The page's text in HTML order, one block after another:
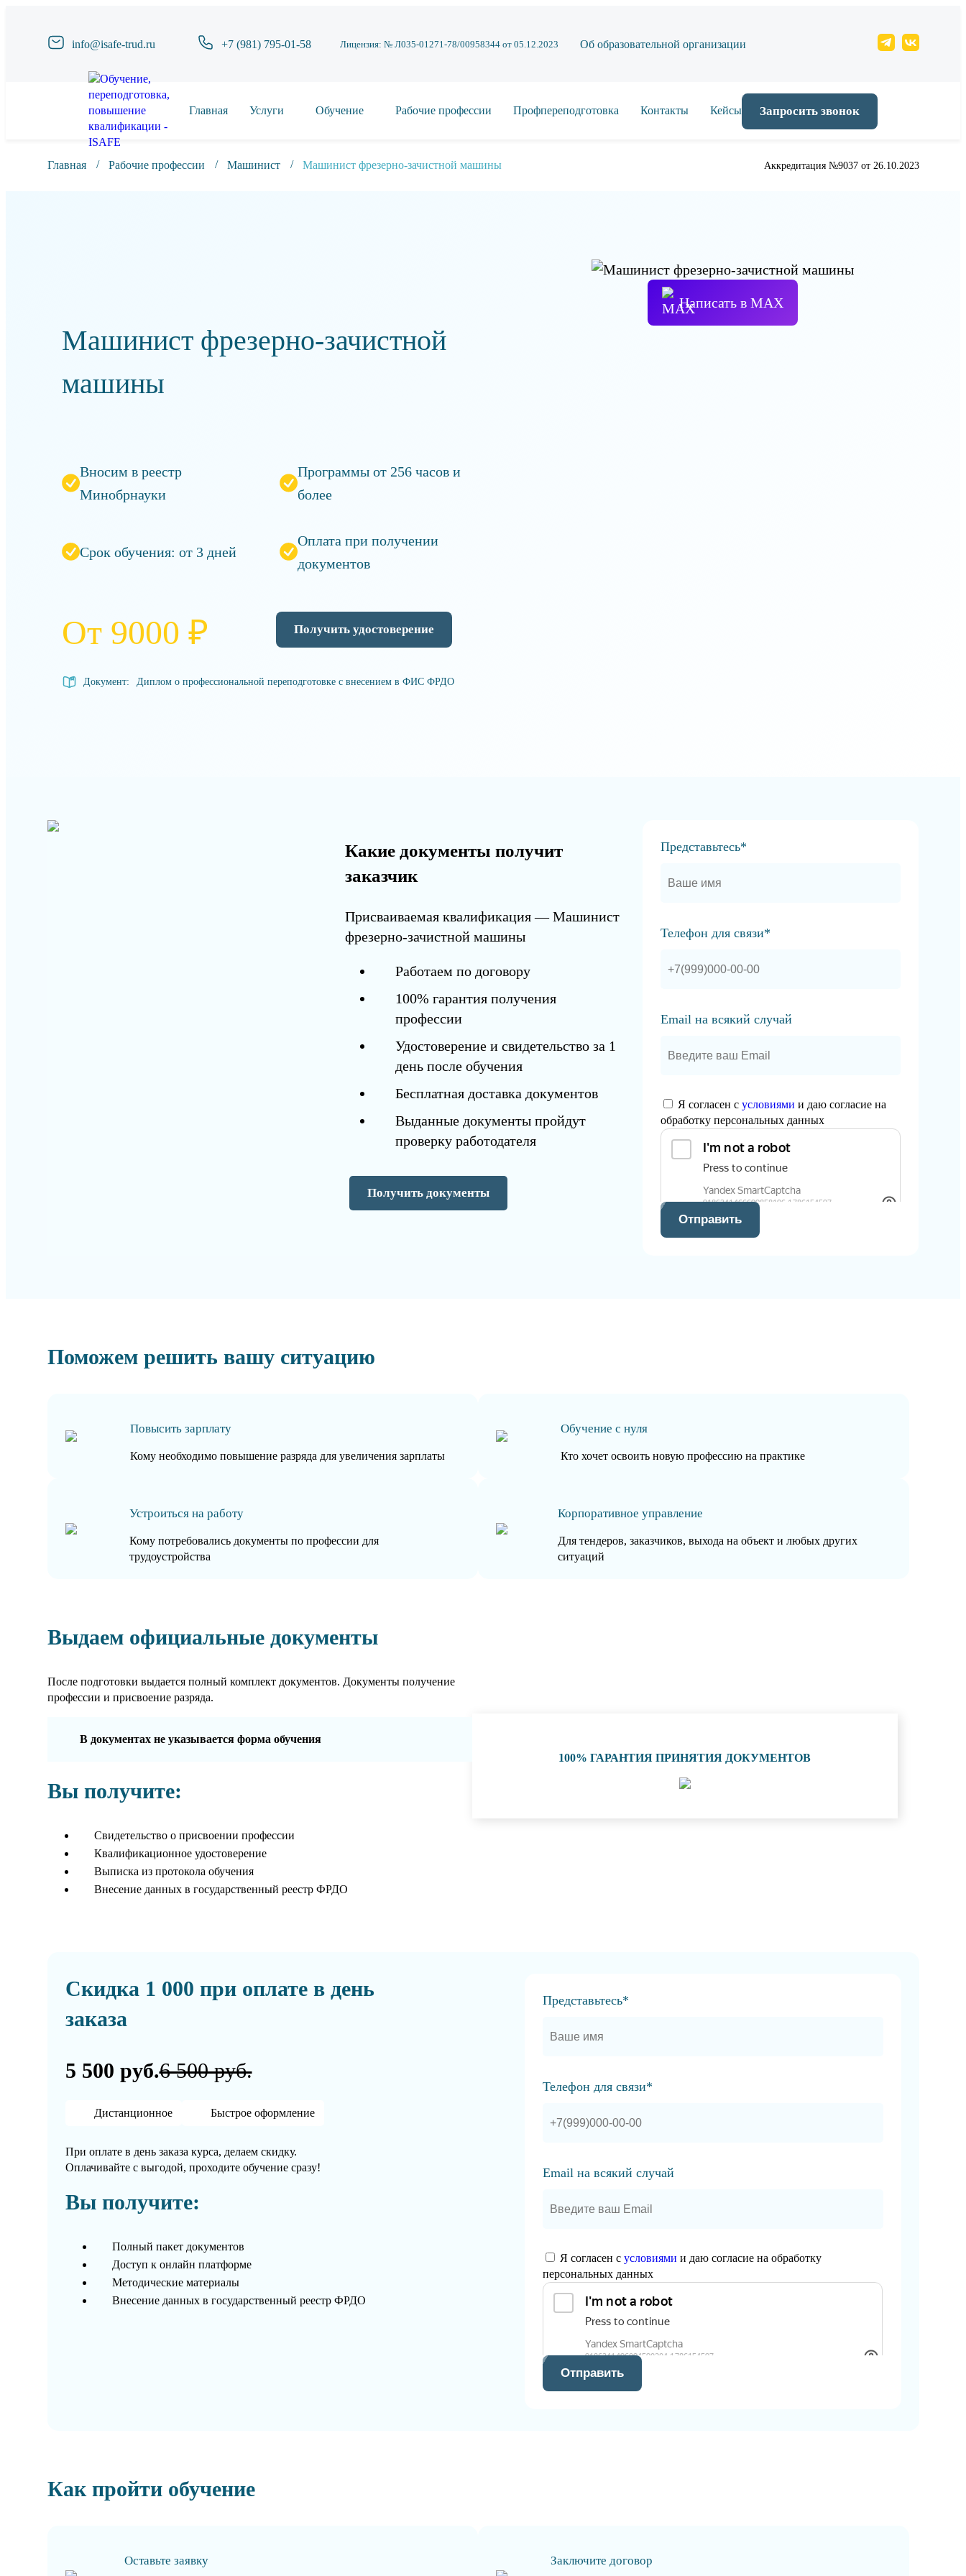
info@isafe-trud.ru +7 (981) 795-01-58 Лицензия: № Л035-01271-78/00958344 от 05.12.2023 Об образовательной организации
Главная Услуги Обучение Рабочие профессии Профпереподготовка Контакты Кейсы Запросить звонок
Главная Рабочие профессии Машинист Машинист фрезерно-зачистной машины Аккредитация №9037 от 26.10.2023
Машинист фрезерно-зачистной
машины
Вносим в реестр
Минобрнауки
Программы от 256 часов и
более
Срок обучения: от 3 дней
Оплата при получении
документов
От 9000 ₽ Получить удостоверение
Написать в МАХ
Документ: Диплом о профессиональной переподготовке с внесением в ФИС ФРДО
Какие документы получит
заказчик
Присваиваемая квалификация — Машинист
фрезерно-зачистной машины
Работаем по договору
100% гарантия получения
профессии
Удостоверение и свидетельство за 1
день после обучения
Бесплатная доставка документов
Выданные документы пройдут
проверку работодателя
Получить документы
Представьтесь*
Телефон для связи*
Email на всякий случай
Я согласен сусловиями и даю согласие на
обработку персональных данных
Отправить
Поможем решить вашу ситуацию
Повысить зарплату
Кому необходимо повышение разряда для увеличения зарплаты
Обучение с нуля
Кто хочет освоить новую профессию на практике
Устроиться на работу
Кому потребовались документы по профессии для
трудоустройства
Корпоративное управление
Для тендеров, заказчиков, выхода на объект и любых других
ситуаций
Выдаем официальные документы
После подготовки выдается полный комплект документов. Документы получение
профессии и присвоение разряда.
В документах не указывается форма обучения
Вы получите:
Свидетельство о присвоении профессии
Квалификационное удостоверение
Выписка из протокола обучения
Внесение данных в государственный реестр ФРДО
100% ГАРАНТИЯ ПРИНЯТИЯ ДОКУМЕНТОВ
Скидка 1 000 при оплате в день
заказа
5 500 руб.6 500 руб.
Дистанционное Быстрое оформление
При оплате в день заказа курса, делаем скидку.
Оплачивайте с выгодой, проходите обучение сразу!
Вы получите:
Полный пакет документов
Доступ к онлайн платформе
Методические материалы
Внесение данных в государственный реестр ФРДО
Представьтесь*
Телефон для связи*
Email на всякий случай
Я согласен сусловиями и даю согласие на обработку
персональных данных
Отправить
Как пройти обучение
Оставьте заявку Заключите договор